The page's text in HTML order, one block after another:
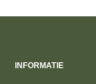
INFORMATIE